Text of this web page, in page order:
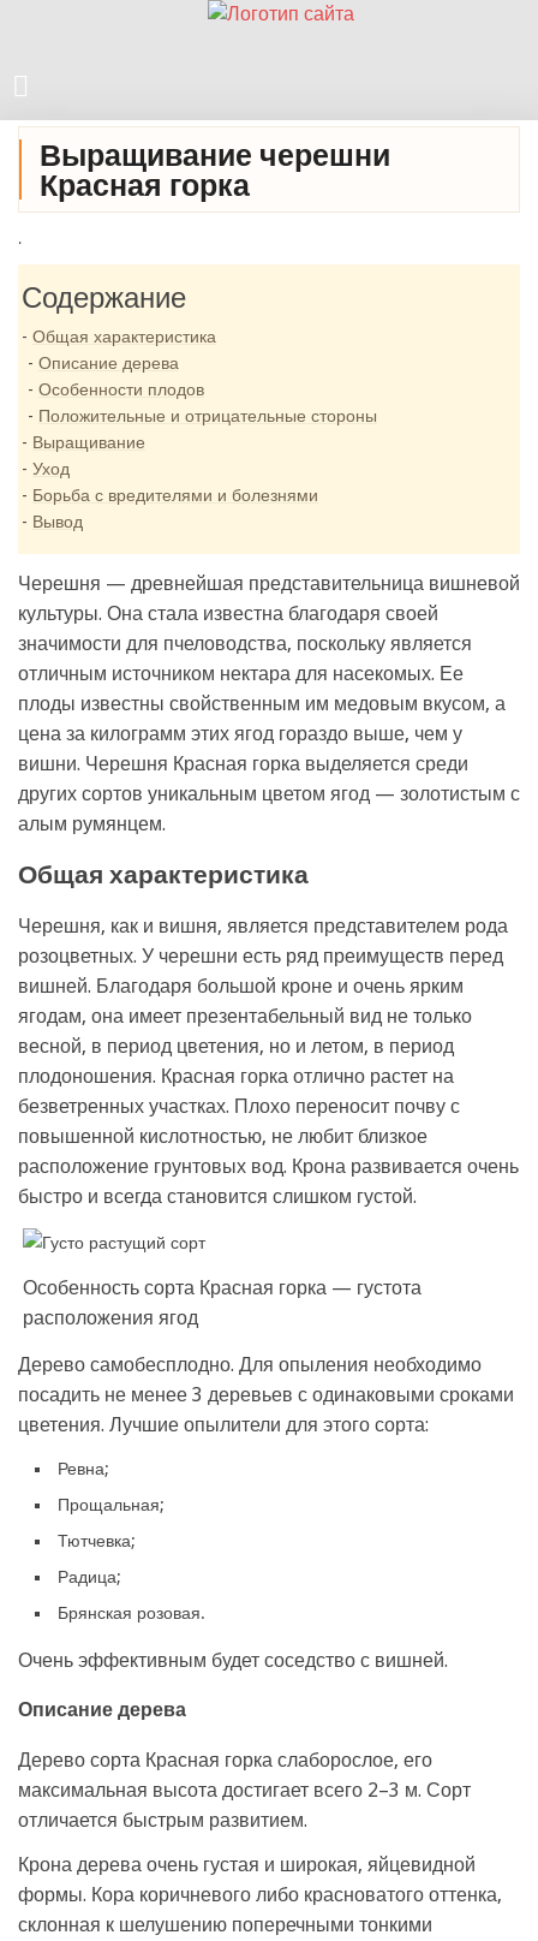
Выращивание черешни
Красная горка
.
Содержание
Общая характеристика
Описание дерева
Особенности плодов
Положительные и отрицательные стороны
Выращивание
Уход
Борьба с вредителями и болезнями
Вывод
Черешня — древнейшая представительница вишневой
культуры. Она стала известна благодаря своей
значимости для пчеловодства, поскольку является
отличным источником нектара для насекомых. Ее
плоды известны свойственным им медовым вкусом, а
цена за килограмм этих ягод гораздо выше, чем у
вишни. Черешня Красная горка выделяется среди
других сортов уникальным цветом ягод — золотистым с
алым румянцем.
Общая характеристика
Черешня, как и вишня, является представителем рода
розоцветных. У черешни есть ряд преимуществ перед
вишней. Благодаря большой кроне и очень ярким
ягодам, она имеет презентабельный вид не только
весной, в период цветения, но и летом, в период
плодоношения. Красная горка отлично растет на
безветренных участках. Плохо переносит почву с
повышенной кислотностью, не любит близкое
расположение грунтовых вод. Крона развивается очень
быстро и всегда становится слишком густой.
Особенность сорта Красная горка — густота
расположения ягод
Дерево самобесплодно. Для опыления необходимо
посадить не менее 3 деревьев с одинаковыми сроками
цветения. Лучшие опылители для этого сорта:
Ревна;
Прощальная;
Тютчевка;
Радица;
Брянская розовая.
Очень эффективным будет соседство с вишней.
Описание дерева
Дерево сорта Красная горка слаборослое, его
максимальная высота достигает всего 2–3 м. Сорт
отличается быстрым развитием.
Крона дерева очень густая и широкая, яйцевидной
формы. Кора коричневого либо красноватого оттенка,
склонная к шелушению поперечными тонкими